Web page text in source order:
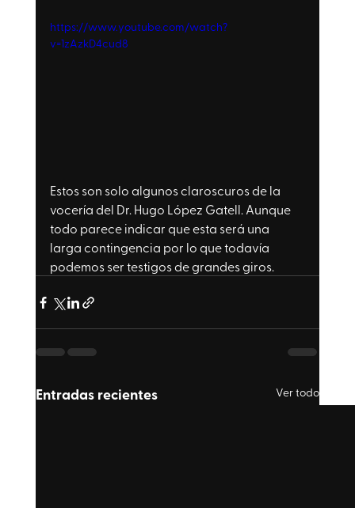
https://www.youtube.com/watch?
v=1zAzkD4cud8
Estos son solo algunos claroscuros de la
vocería del Dr. Hugo López Gatell. Aunque
todo parece indicar que esta será una
larga contingencia por lo que todavía
podemos ser testigos de grandes giros.
Entradas recientes Ver todo